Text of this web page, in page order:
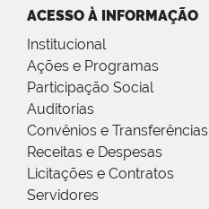
ACESSO À INFORMAÇÃO
Institucional
Ações e Programas
Participação Social
Auditorias
Convênios e Transferências
Receitas e Despesas
Licitações e Contratos
Servidores